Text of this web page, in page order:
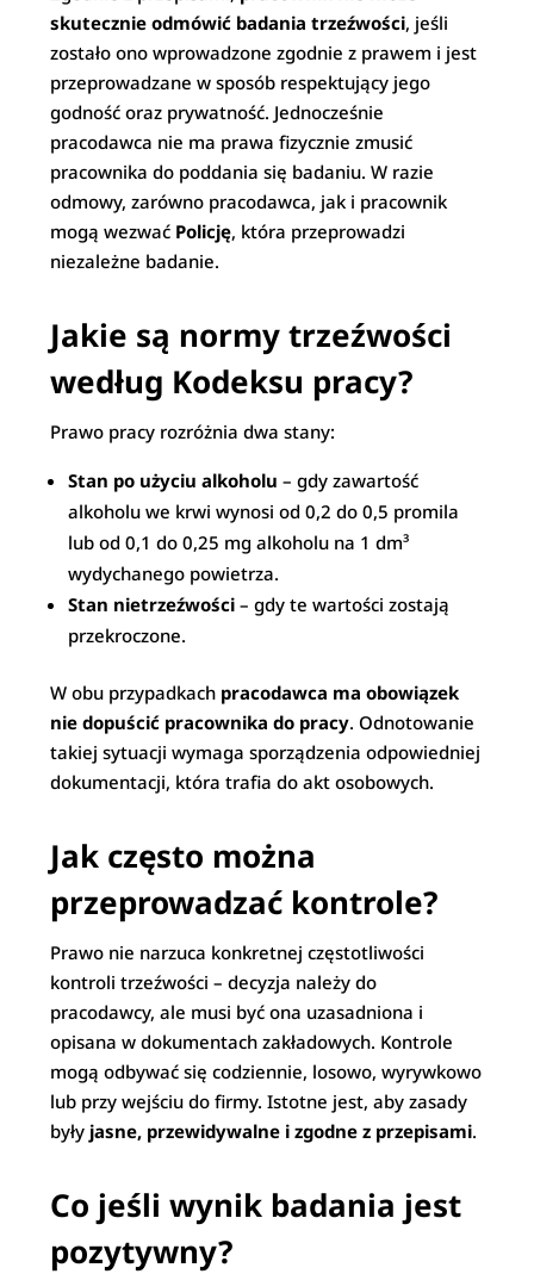
skutecznie odmówić badania trzeźwości, jeśli
zostało ono wprowadzone zgodnie z prawem i jest
przeprowadzane w sposób respektujący jego
godność oraz prywatność. Jednocześnie
pracodawca nie ma prawa fizycznie zmusić
pracownika do poddania się badaniu. W razie
odmowy, zarówno pracodawca, jak i pracownik
mogą wezwać Policję, która przeprowadzi
niezależne badanie.
Jakie są normy trzeźwości
według Kodeksu pracy?
Prawo pracy rozróżnia dwa stany:
Stan po użyciu alkoholu – gdy zawartość
alkoholu we krwi wynosi od 0,2 do 0,5 promila
lub od 0,1 do 0,25 mg alkoholu na 1 dm³
wydychanego powietrza.
Stan nietrzeźwości – gdy te wartości zostają
przekroczone.
W obu przypadkach pracodawca ma obowiązek
nie dopuścić pracownika do pracy. Odnotowanie
takiej sytuacji wymaga sporządzenia odpowiedniej
dokumentacji, która trafia do akt osobowych.
Jak często można
przeprowadzać kontrole?
Prawo nie narzuca konkretnej częstotliwości
kontroli trzeźwości – decyzja należy do
pracodawcy, ale musi być ona uzasadniona i
opisana w dokumentach zakładowych. Kontrole
mogą odbywać się codziennie, losowo, wyrywkowo
lub przy wejściu do firmy. Istotne jest, aby zasady
były jasne, przewidywalne i zgodne z przepisami.
Co jeśli wynik badania jest
pozytywny?